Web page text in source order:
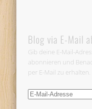
Blog via E-Mail
Gib deine E-Mail-
abonnieren und
per E-Mail zu erhalten.
E-